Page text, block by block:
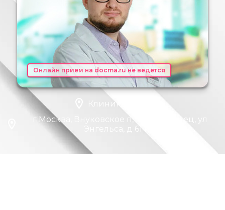
Онлайн прием на docma.ru не ведется
Клиника "EMS"
г Москва, Внуковское п, п Мичуринец, ул
Энгельса, д 61 к 2